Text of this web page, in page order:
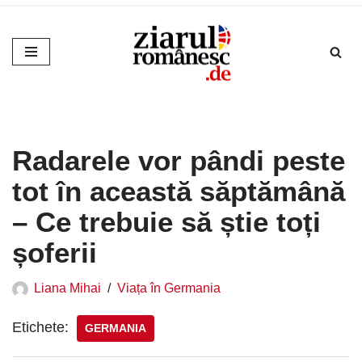
Sari
la
Radarele vor pândi peste
tot în această săptămână
– Ce trebuie să știe toți
șoferii
Liana Mihai Viața în Germania
Etichete: GERMANIA